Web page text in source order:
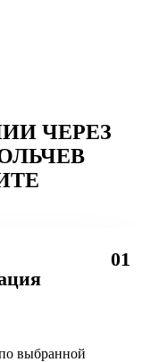
ЧЕРЕЗ
01
выбранной